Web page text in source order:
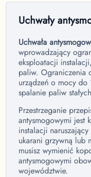
Uchwały
Uchwała
wprowadzający
eksploatacji
paliw. Ograniczenia
urządzeń o mocy do
spalanie paliw
Przestrzeganie
antysmogowymi jest
instalacji
ukarani grzywną lub
musisz wymienić
antysmogowymi
województwie.